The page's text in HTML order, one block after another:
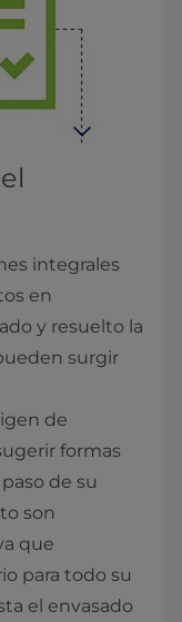
integrales
en
y resuelto la
surgir
de
formas
de su
son
que
para todo su
el envasado